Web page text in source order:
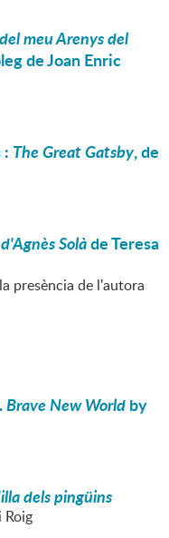
meu Arenys del
de Joan Enric
The Great Gatsby, de
Solàde Teresa
presència de l'autora
Brave New Worldby
dels pingüins